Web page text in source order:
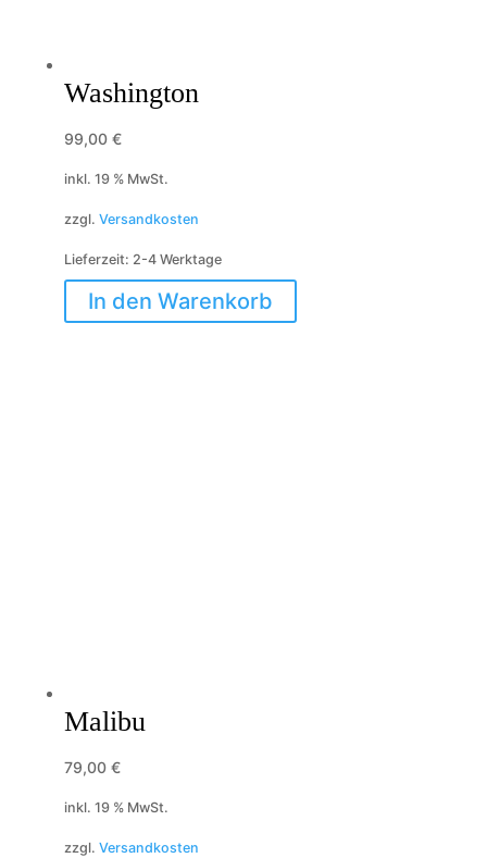
Washington
99,00 €
inkl. 19 % MwSt.
zzgl. Versandkosten
Lieferzeit: 2-4 Werktage
In den Warenkorb
Malibu
79,00 €
inkl. 19 % MwSt.
zzgl. Versandkosten